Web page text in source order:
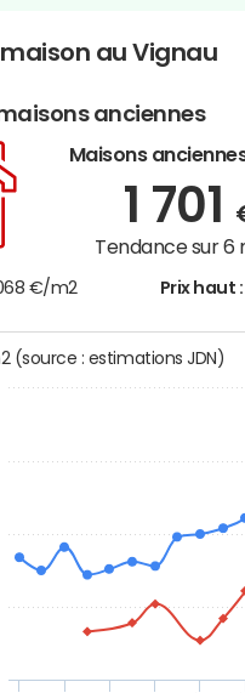
maison au Vignau
anciennes
Maisons
1 701
Tendance sur 6
068 €/m2 Prix haut :
Prix au m2 (source : estimations JDN)